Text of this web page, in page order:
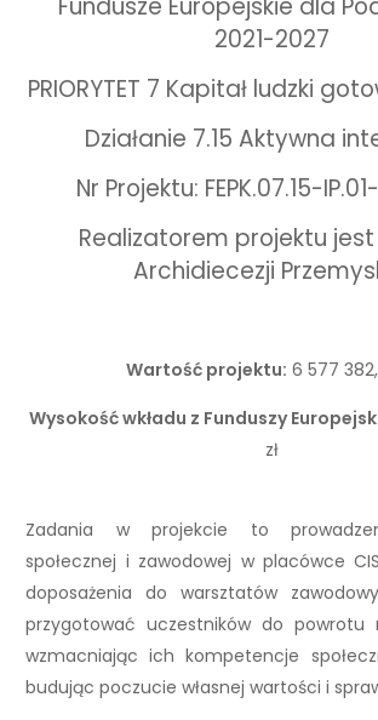
Fundusze Europejskie dla
2021-2027
PRIORYTET 7 Kapitał ludzki
Działanie 7.15 Aktywna
Nr Projektu: FEPK.07.15-
Realizatorem projektu
Archidiecezji
Wartość projektu: 6 577
Wysokość wkładu z Funduszy
zł
Zadania w projekcie to
społecznej i zawodowej w placówce
doposażenia do warsztatów
przygotować uczestników do powrotu
wzmacniając ich kompetencje
budując poczucie własnej wartości i